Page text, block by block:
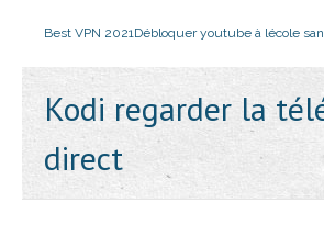
Best VPN 2021Débloquer youtube à lécole
Kodi regarder la
direct